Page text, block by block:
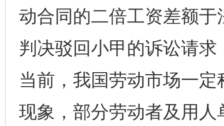
动合同的二倍工资差额
判决驳回小甲的诉讼请求
当前，我国劳动市场一定
现象，部分劳动者及用